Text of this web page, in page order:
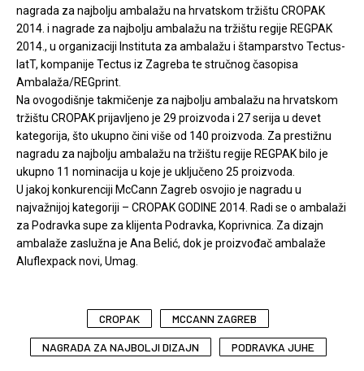
nagrada za najbolju ambalažu na hrvatskom tržištu CROPAK
2014. i nagrade za najbolju ambalažu na tržištu regije REGPAK
2014., u organizaciji Instituta za ambalažu i štamparstvo Tectus-
IatT, kompanije Tectus iz Zagreba te stručnog časopisa
Ambalaža/REGprint.
Na ovogodišnje takmičenje za najbolju ambalažu na hrvatskom
tržištu CROPAK prijavljeno je 29 proizvoda i 27 serija u devet
kategorija, što ukupno čini više od 140 proizvoda. Za prestižnu
nagradu za najbolju ambalažu na tržištu regije REGPAK bilo je
ukupno 11 nominacija u koje je uključeno 25 proizvoda.
U jakoj konkurenciji McCann Zagreb osvojio je nagradu u
najvažnijoj kategoriji – CROPAK GODINE 2014. Radi se o ambalaži
za Podravka supe za klijenta Podravka, Koprivnica. Za dizajn
ambalaže zaslužna je Ana Belić, dok je proizvođač ambalaže
Aluflexpack novi, Umag.
CROPAK MCCANN ZAGREB
NAGRADA ZA NAJBOLJI DIZAJN PODRAVKA JUHE